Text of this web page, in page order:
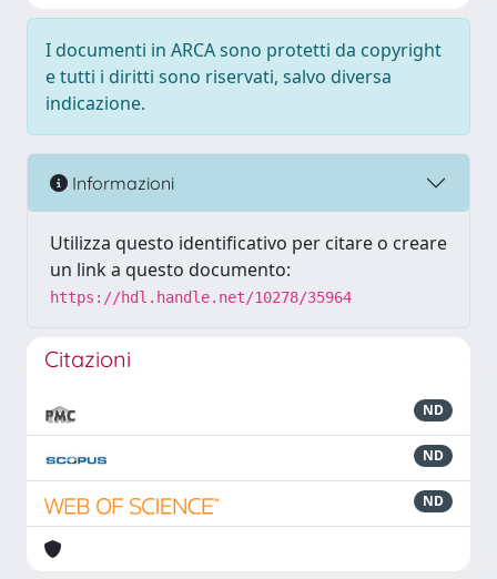
I documenti in ARCA sono protetti da copyright
e tutti i diritti sono riservati, salvo diversa
indicazione.
Informazioni
Utilizza questo identificativo per citare o creare
un link a questo documento:
https://hdl.handle.net/10278/35964
Citazioni
ND
ND
ND